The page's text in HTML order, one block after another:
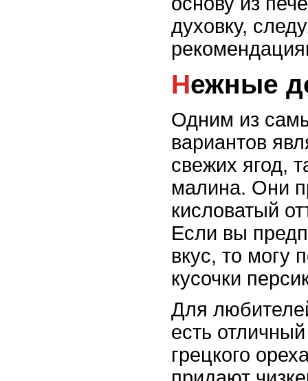
духовку,
Нежные
Одним из
вариантов
свежих ягод,
малина. Они
кисловатый
Если вы
вкус, то могу
кусочки
Для
есть
грецкого